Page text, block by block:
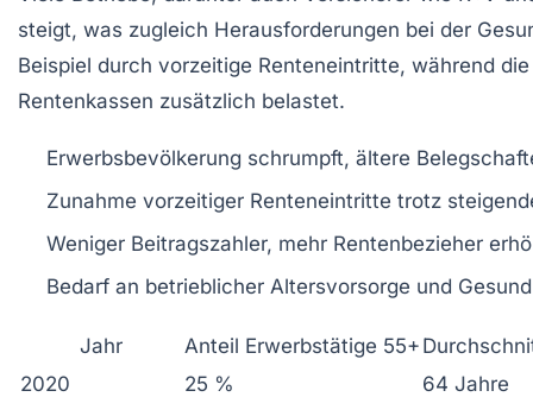
steigt, was zugleich Herausforderungen bei der
Beispiel durch vorzeitige Renteneintritte, während
Rentenkassen zusätzlich belastet.
Erwerbsbevölkerung schrumpft, ältere
Zunahme vorzeitiger Renteneintritte trotz
Weniger Beitragszahler, mehr Rentenbezieher
Bedarf an betrieblicher Altersvorsorge und
Jahr Anteil Erwerbstätige 55+
2020
25 %
64 Jahre